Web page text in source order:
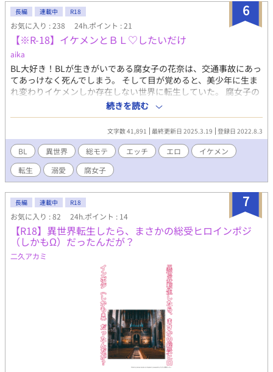
6
長編 連載中 R18
お気に入り : 238 24h.ポイント : 21
【※R-18】イケメンとＢＬ♡したいだけ
aika
BL大好き！BLが生きがいである腐女子の花奈は、交通事故にあっ
てあっけなく死んでしまう。 そして目が覚めると、美少年に生ま
れ変わりイケメンしか存在しない世界に転生していた。 腐女子の
花奈としての記憶を持ったまま美少年に生まれ変わり、ありとあ
らゆるタイプのイケメンたちから総モテ状態。イケメンたちと自
由気まま好き勝手にBLしまくる日常。 慣れない男性の身体で味わ
う快楽はたまらなく花奈を虜にしていく。 たくさんのイケメンた
ちと美少年に生まれ変わった自分の身体でBLエッチを楽しみたい
という女の願望を描いた物語。 BLゲーム的な感覚で、次から次に
あらゆるメンズとエッチなハプニングが起こる、ご都合主義BL小
説。
続きを読む
文字数 41,891 最終更新日 2025.3.19 登録日 2022.8.3
BL 異世界 総モテ エッチ エロ
イケメン
転生
溺愛 腐女子
7
長編 連載中 R18
お気に入り : 82 24h.ポイント : 14
【R18】異世界転生したら、まさかの総受ヒロインポジ
（しかもΩ）だったんだが？
二久アカミ